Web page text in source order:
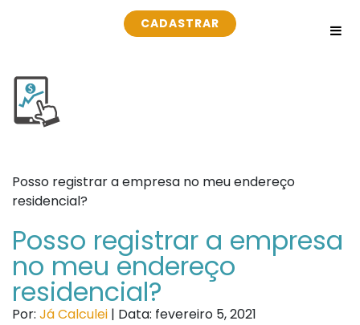
CADASTRAR
Posso registrar a empresa no meu endereço
residencial?
Posso registrar a empresa
no meu endereço
residencial?
Por: Já Calculei | Data: fevereiro 5, 2021